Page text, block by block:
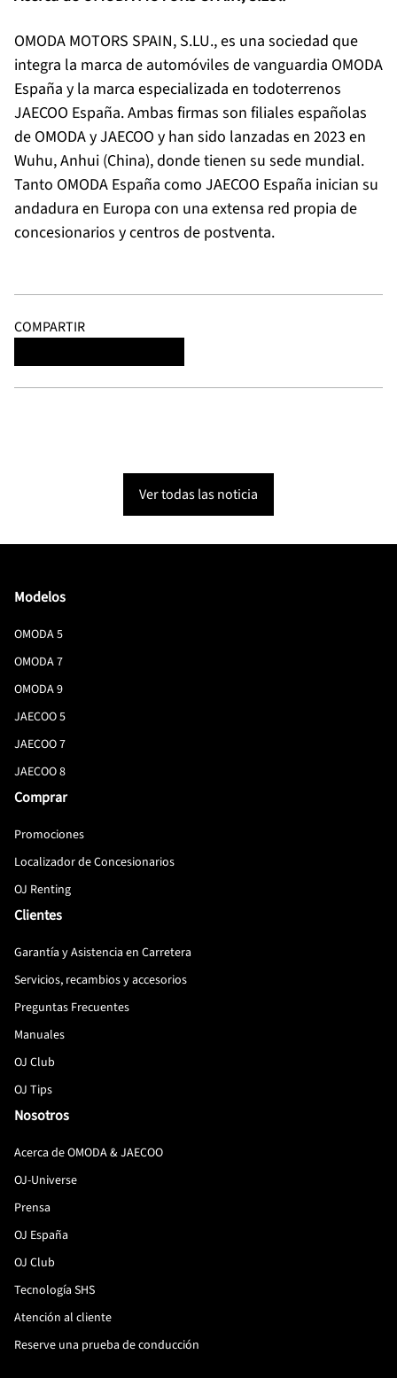
OMODA MOTORS SPAIN, S.LU., es una sociedad que
integra la marca de automóviles de vanguardia OMODA
España y la marca especializada en todoterrenos
JAECOO España. Ambas firmas son filiales españolas
de OMODA y JAECOO y han sido lanzadas en 2023 en
Wuhu, Anhui (China), donde tienen su sede mundial.
Tanto OMODA España como JAECOO España inician su
andadura en Europa con una extensa red propia de
concesionarios y centros de postventa.
COMPARTIR
Ver todas las noticia
Modelos
OMODA 5
OMODA 7
OMODA 9
JAECOO 5
JAECOO 7
JAECOO 8
Comprar
Promociones
Localizador de Concesionarios
OJ Renting
Clientes
Garantía y Asistencia en Carretera
Servicios, recambios y accesorios
Preguntas Frecuentes
Manuales
OJ Club
OJ Tips
Nosotros
Acerca de OMODA & JAECOO
OJ-Universe
Prensa
OJ España
OJ Club
Tecnología SHS
Atención al cliente
Reserve una prueba de conducción